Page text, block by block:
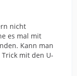
nicht
es mal mit
Kann man
mit den U-